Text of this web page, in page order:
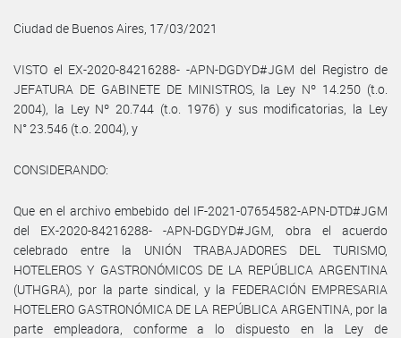
Ciudad de Buenos Aires, 17/03/2021
VISTO el EX-2020-84216288- -APN-DGDYD#JGM del Registro de
JEFATURA DE GABINETE DE MINISTROS, la Ley Nº 14.250 (t.o.
2004), la Ley Nº 20.744 (t.o. 1976) y sus modificatorias, la Ley
N° 23.546 (t.o. 2004), y
CONSIDERANDO:
Que en el archivo embebido del IF-2021-07654582-APN-DTD#JGM
del EX-2020-84216288- -APN-DGDYD#JGM, obra el acuerdo
celebrado entre la UNIÓN TRABAJADORES DEL TURISMO,
HOTELEROS Y GASTRONÓMICOS DE LA REPÚBLICA ARGENTINA
(UTHGRA), por la parte sindical, y la FEDERACIÓN EMPRESARIA
HOTELERO GASTRONÓMICA DE LA REPÚBLICA ARGENTINA, por la
parte empleadora, conforme a lo dispuesto en la Ley de